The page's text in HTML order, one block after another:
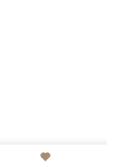
блоков различен